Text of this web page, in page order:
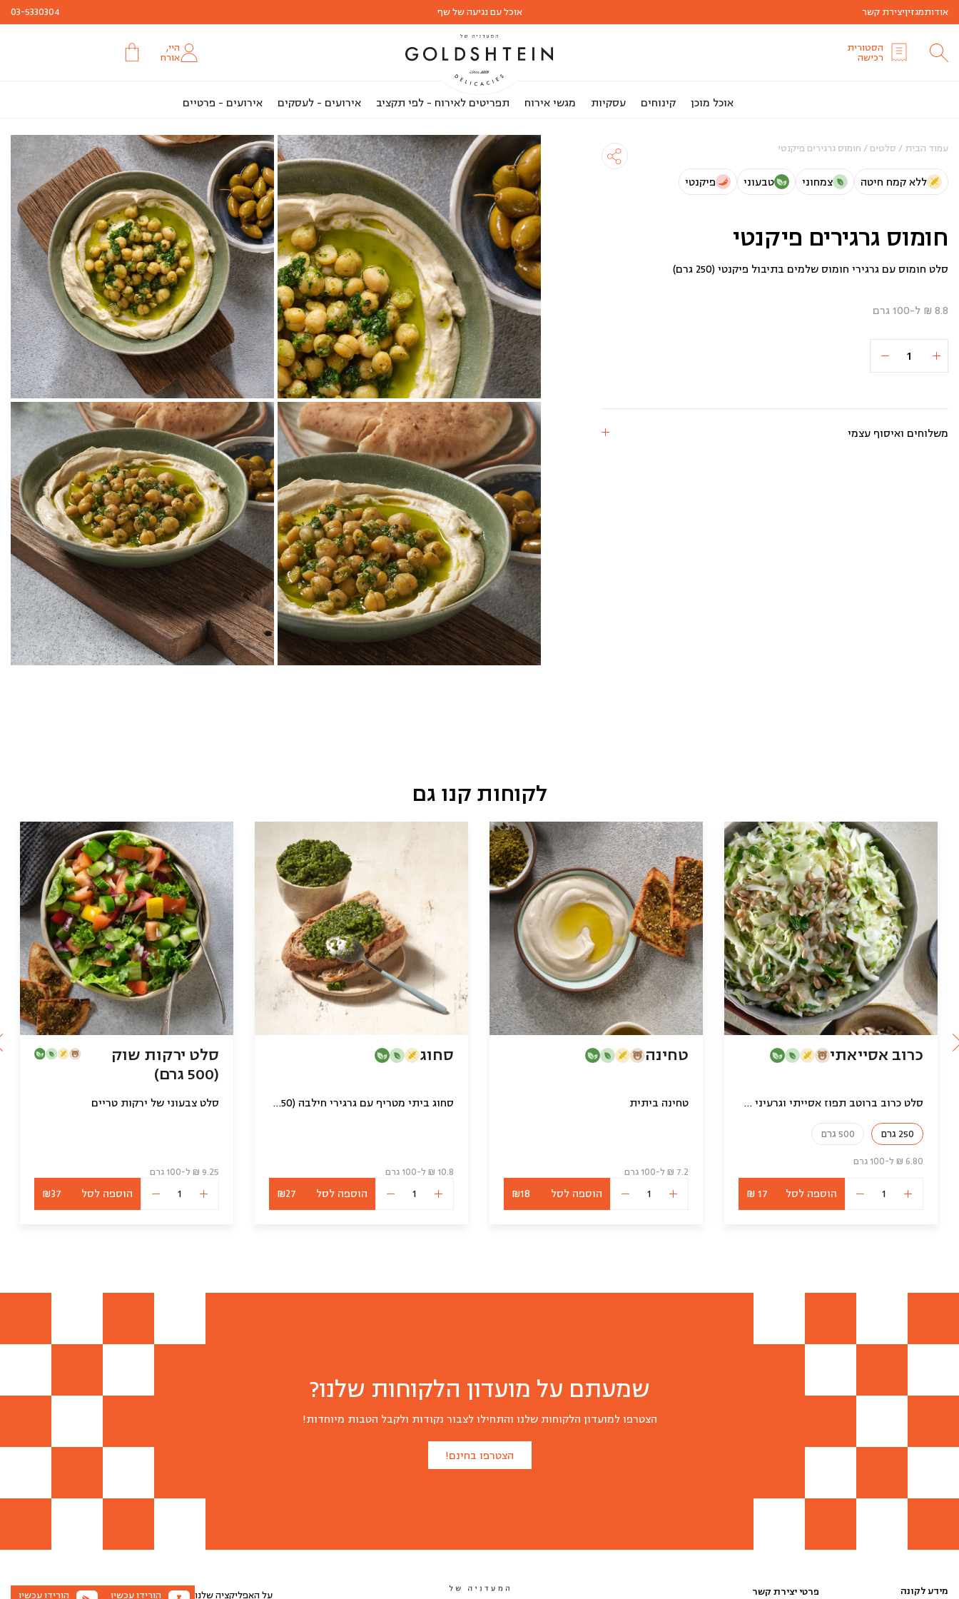
03-5330304 אוכל עם נגיעה של שף אודותמגזיןיצירת קשר
היי,
אורח
הסטורית
רכישה
אוכל מוכן קינוחים עסקיות מגשי אירוח תפריטים לאירוח - לפי תקציב אירועים - לעסקים אירועים - פרטיים
עמוד הבית / סלטים / חומוס גרגירים פיקנטי
ללא קמח חיטה צמחוני טבעוני פיקנטי
חומוס גרגירים פיקנטי
סלט חומוס עם גרגירי חומוס שלמים בתיבול פיקנטי (250 גרם)
8.8 ₪ ל-100 גרם
חומוס
משלוחים ואיסוף עצמי
לקוחות קנו גם
כרוב אסייאתי
סלט כרוב ברוטב תפוז אסייתי וגרעיני חמנייה
250 גרם 500 גרם
6.80 ₪ ל-100 גרם
כמות
של
הוספה לסל 17 ₪
טחינה
טחינה ביתית
7.2 ₪ ל-100 גרם
כמות
של
הוספה לסל ₪18
סחוג
סחוג ביתי מטריף עם גרגירי חילבה (250 גרם)
10.8 ₪ ל-100 גרם
כמות
של
הוספה לסל ₪27
סלט ירקות שוק
(500 גרם)
סלט צבעוני של ירקות טריים
9.25 ₪ ל-100 גרם
כמות
של
הוספה לסל ₪37
שמעתם על מועדון הלקוחות שלנו?
הצטרפו למועדון הלקוחות שלנו והתחילו לצבור נקודות ולקבל הטבות מיוחדות!
הצטרפו בחינם!
מידע לקונה פרטי יצירת קשר על האפליקציה שלנו הורידו עכשיו הורידו עכשיו